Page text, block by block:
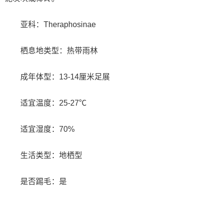
亚科：Theraphosinae
栖息地类型：热带雨林
成年体型：13-14厘米足展
适宜温度：25-27℃
适宜湿度：70%
生活类型：地栖型
是否踢毛：是